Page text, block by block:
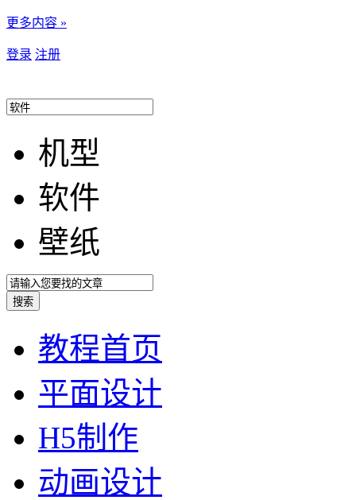
更多内容 »
登录 注册
机型
软件
壁纸
教程首页
平面设计
H5制作
动画设计